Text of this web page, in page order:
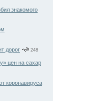
знакомого
дорог 248
цен на сахар
коронавируса